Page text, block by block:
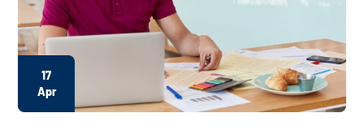
17
Apr